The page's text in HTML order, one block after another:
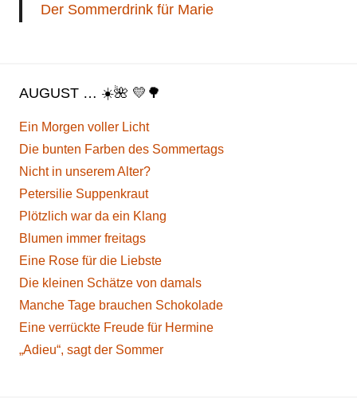
Der Sommerdrink für Marie
AUGUST … ☀️🌺 💛🌳
Ein Morgen voller Licht
Die bunten Farben des Sommertags
Nicht in unserem Alter?
Petersilie Suppenkraut
Plötzlich war da ein Klang
Blumen immer freitags
Eine Rose für die Liebste
Die kleinen Schätze von damals
Manche Tage brauchen Schokolade
Eine verrückte Freude für Hermine
„Adieu“, sagt der Sommer